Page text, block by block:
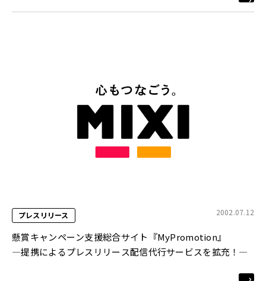
プレスリリース 2002.07.12
懸賞キャンペーン支援総合サイト『MyPromotion』
―提携によるプレスリリース配信代行サービスを拡充！―